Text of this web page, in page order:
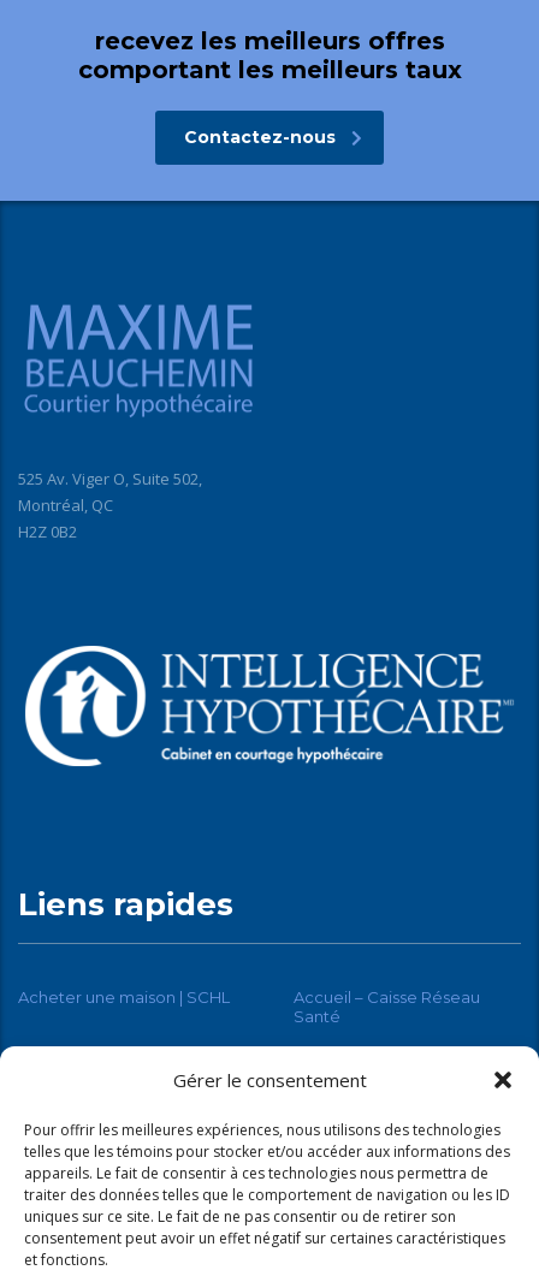
Gérer le consentement
Pour offrir les meilleures expériences, nous utilisons des technologies
telles que les témoins pour stocker et/ou accéder aux informations des
appareils. Le fait de consentir à ces technologies nous permettra de
traiter des données telles que le comportement de navigation ou les ID
uniques sur ce site. Le fait de ne pas consentir ou de retirer son
consentement peut avoir un effet négatif sur certaines caractéristiques
et fonctions.
recevez les meilleurs offres
comportant les meilleurs taux
Contactez-nous
525 Av. Viger O, Suite 502,
Montréal, QC
H2Z 0B2
Liens rapides
Acheter une maison | SCHL
Accueil – Caisse Réseau
Santé